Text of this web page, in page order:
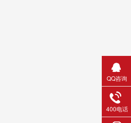
QQ咨询
400电话